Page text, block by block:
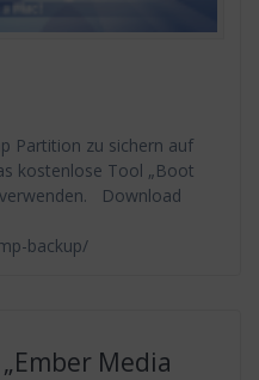
Partition zu sichern auf
kostenlose Tool „Boot
Download
backup/
Media